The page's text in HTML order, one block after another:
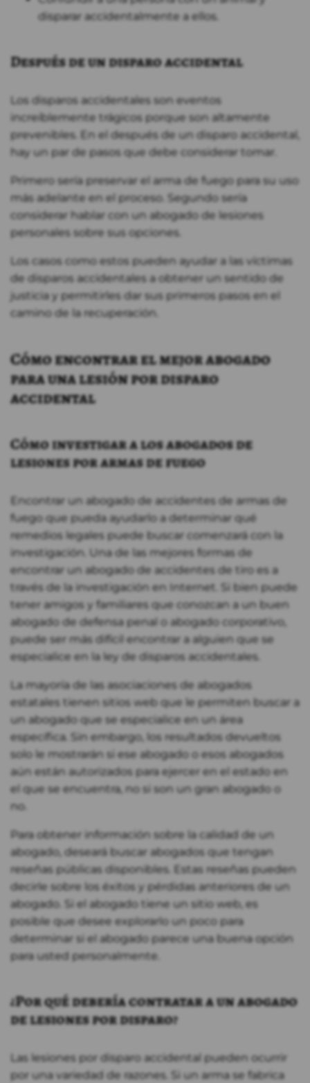
disparar accidentalmente a ellos.
Después de un disparo accidental
Los disparos accidentales son eventos
increíblemente trágicos porque son altamente
prevenibles. En el después de un disparo accidental,
hay un par de pasos que debe considerar tomar.
Primero sería preservar el arma de fuego para su uso
más adelante en el proceso. Segundo sería
considerar hablar con un abogado de lesiones
personales sobre sus opciones.
Los casos como estos pueden ayudar a las víctimas
de disparos accidentales a obtener un sentido de
justicia y permitirles dar sus primeros pasos en el
camino de la recuperación.
Cómo encontrar el mejor abogado
para una lesión por disparo
accidental
Cómo investigar a los abogados de
lesiones por armas de fuego
Encontrar un abogado de accidentes de armas de
fuego que pueda ayudarlo a determinar qué
remedios legales puede buscar comenzará con la
investigación. Una de las mejores formas de
encontrar un abogado de accidentes de tiro es a
través de la investigación en Internet. Si bien puede
tener amigos y familiares que conozcan a un buen
abogado de defensa penal o abogado corporativo,
puede ser más difícil encontrar a alguien que se
especialice en la ley de disparos accidentales.
La mayoría de las asociaciones de abogados
estatales tienen sitios web que le permiten buscar a
un abogado que se especialice en un área
específica. Sin embargo, los resultados devueltos
solo le mostrarán si ese abogado o esos abogados
aún están autorizados para ejercer en el estado en
el que se encuentra, no si son un gran abogado o
no.
Para obtener información sobre la calidad de un
abogado, deseará buscar abogados que tengan
reseñas públicas disponibles. Estas reseñas pueden
decirle sobre los éxitos y pérdidas anteriores de un
abogado. Si el abogado tiene un sitio web, es
posible que desee explorarlo un poco para
determinar si el abogado parece una buena opción
para usted personalmente.
¿Por qué debería contratar a un abogado
de lesiones por disparo?
Las lesiones por disparo accidental pueden ocurrir
por una variedad de razones. Si un arma se fabrica